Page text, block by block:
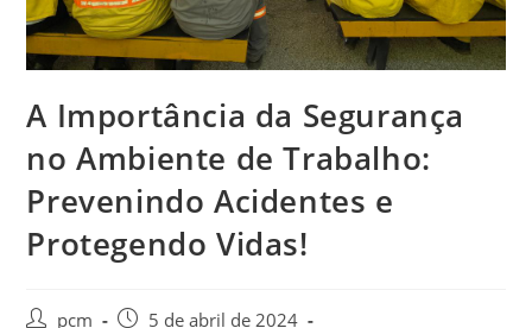
A Importância da Segurança
no Ambiente de Trabalho:
Prevenindo Acidentes e
Protegendo Vidas!
pcm
5 de abril de 2024